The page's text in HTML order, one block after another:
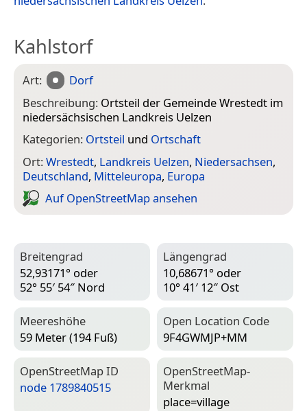
Kahlstorf
Art:
Dorf
Beschreibung: Ortsteil der Gemeinde Wrestedt im
niedersächsischen Landkreis Uelzen
Kategorien: Ortsteil und Ortschaft
Ort:Wrestedt, Landkreis Uelzen, Niedersachsen,
Deutschland, Mitteleuropa, Europa
Auf Open­Street­Map ansehen
Breitengrad
52,93171° oder
52° 55′ 54″ Nord
Längengrad
10,68671° oder
10° 41′ 12″ Ost
Meereshöhe
59 Meter (194 Fuß)
Open Location Code
9F4GWMJP+MM
Open­Street­Map ID
node 1789840515
Open­Street­Map-
Merkmal
place=­village